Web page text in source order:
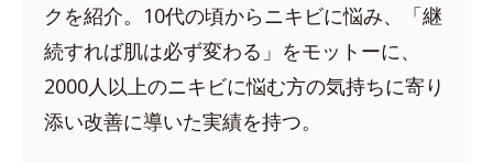
クを紹介。10代の頃からニキビに悩み、「継
続すれば肌は必ず変わる」をモットーに、
2000人以上のニキビに悩む方の気持ちに寄り
添い改善に導いた実績を持つ。